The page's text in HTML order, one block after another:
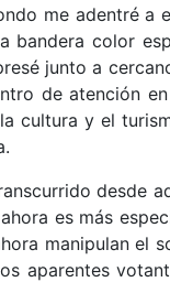
me adentré a
bandera color
junto a
de atención
cultura y el
desde
es más
manipulan el
aparentes